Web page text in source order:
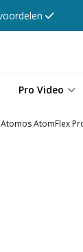
Pro Video
Atomos AtomFlex